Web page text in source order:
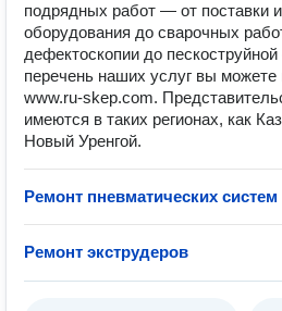
подрядных работ — от поставки
оборудования до сварочных
дефектоскопии до
перечень наших услуг вы
www.ru-skep.com.
имеются в таких регионах, как
Новый Уренгой.
Ремонт пневматических систем
Ремонт экструдеров